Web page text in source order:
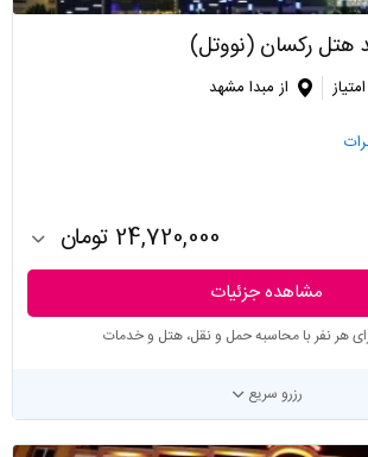
هتل رکسان (نووتل)
از مبدا مشهد
24,720,000 تومان
مشاهده جزئیات
هر نفر با محاسبه حمل و نقل، هتل و خدمات
رزرو سریع